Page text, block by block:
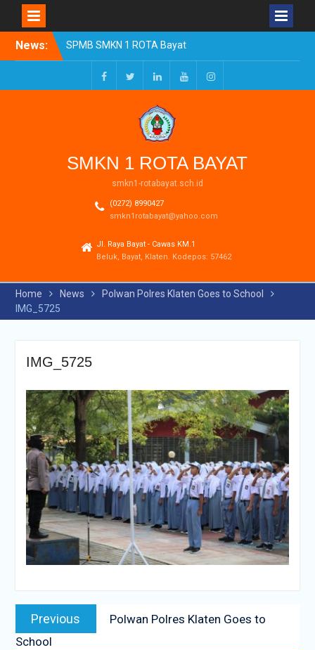
News:
SPMB SMKN 1 ROTA Bayat
Tahun Ajaran 2026/2027
Resmi Dibuka
Pengumuman Kelulusan
Tahun Ajaran 2025-2026
Realisasi Dana BOSP
Reguler Tahap 1 Tahun
FacebookTwitterLinkedInYoutubeInstagram
SMKN 1 ROTA BAYAT
smkn1-rotabayat.sch.id
(0272) 8990427
smkn1rotabayat@yahoo.com
Jl. Raya Bayat - Cawas KM.1
Beluk, Bayat, Klaten. Kodepos: 57462
Home News
Polwan Polres Klaten Goes to School
IMG_5725
IMG_5725
Navigasi
posPrevious
post:
Polwan Polres Klaten Goes to
School